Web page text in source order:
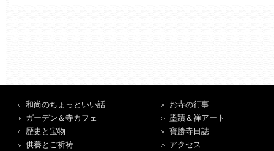
和尚のちょっといい話
ガーデン＆寺カフェ
歴史と宝物
供養とご祈祷
お寺の行事
墨蹟＆禅アート
寶勝寺日誌
アクセス